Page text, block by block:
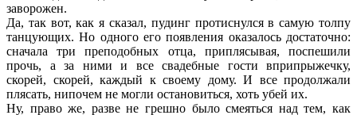
заворожен.
Да, так вот, как я сказал, пудинг протиснулся в самую толпу
танцующих. Но одного его появления оказалось достаточно:
сначала три преподобных отца, приплясывая, поспешили
прочь, а за ними и все свадебные гости вприпрыжечку,
скорей, скорей, каждый к своему дому. И все продолжали
плясать, нипочем не могли остановиться, хоть убей их.
Ну, право же, разве не грешно было смеяться над тем, как